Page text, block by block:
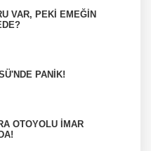
VAR, PEKİ EMEĞİN
PANİK!
OTOYOLU İMAR